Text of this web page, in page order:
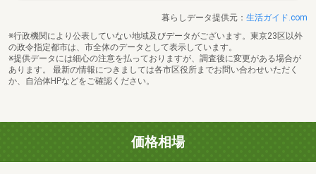
暮らしデータ提供元： 生活ガイド.com
※行政機関により公表していない地域及びデータがございます。東京23区以外
の政令指定都市は、市全体のデータとして表示しています。
※提供データには細心の注意を払っておりますが、調査後に変更がある場合が
あります。 最新の情報につきましては各市区役所までお問い合わせいただく
か、自治体HPなどをご確認ください。
価格相場